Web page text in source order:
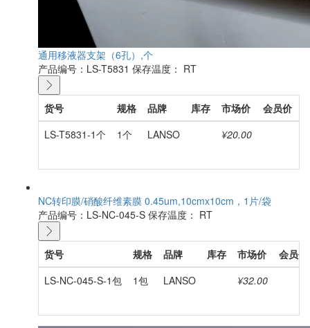
通用移液器支架（6孔）,个
产品编号：LS-T5831 保存温度： RT
货号 规格 品牌 库存 市场价 会员价
LS-T5831-1个
1个 LANSO ¥20.00
NC转印膜/硝酸纤维素膜 0.45um,10cmx10cm，1片/袋
产品编号：LS-NC-045-S 保存温度： RT
货号 规格 品牌 库存 市场价
会员价
LS-NC-045-S-1包
1包 LANSO ¥32.00